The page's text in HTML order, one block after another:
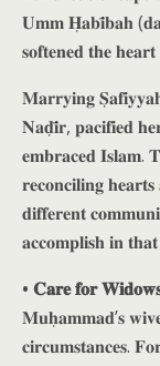
𝐔𝐦𝐦 𝐇̣𝐚𝐛𝐢̄𝐛𝐚𝐡
𝐬𝐨𝐟𝐭𝐞𝐧𝐞𝐝 𝐭𝐡𝐞
𝐌𝐚𝐫𝐫𝐲𝐢𝐧𝐠
𝐍𝐚𝐝̣𝐢̄𝐫, 𝐩𝐚𝐜𝐢𝐟𝐢𝐞𝐝
𝐞𝐦𝐛𝐫𝐚𝐜𝐞𝐝 𝐈𝐬𝐥𝐚𝐦.
𝐫𝐞𝐜𝐨𝐧𝐜𝐢𝐥𝐢𝐧𝐠
𝐝𝐢𝐟𝐟𝐞𝐫𝐞𝐧𝐭
𝐚𝐜𝐜𝐨𝐦𝐩𝐥𝐢𝐬𝐡 𝐢𝐧
• 𝐂𝐚𝐫𝐞 𝐟𝐨𝐫
𝐌𝐮𝐡̣𝐚𝐦𝐦𝐚𝐝’𝐬
𝐜𝐢𝐫𝐜𝐮𝐦𝐬𝐭𝐚𝐧𝐜𝐞𝐬.